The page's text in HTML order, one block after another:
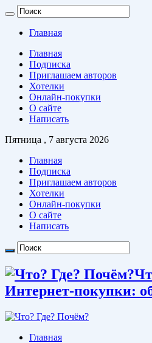
Главная
Главная
Подписка
Приглашаем авторов
Хотелки
Онлайн-покупки
О сайте
Написать
Пятница , 7 августа 2026
Главная
Подписка
Приглашаем авторов
Хотелки
Онлайн-покупки
О сайте
Написать
Интернет-покупки:
Главная